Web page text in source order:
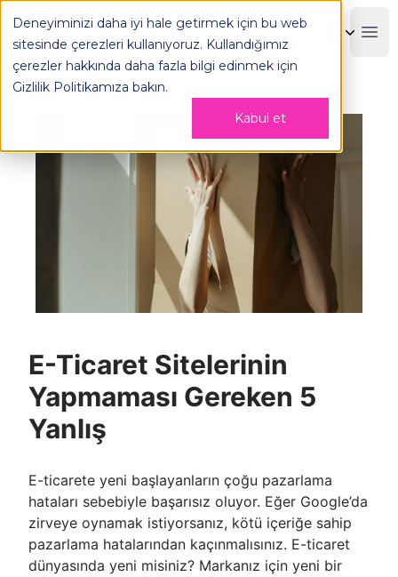
Deneyiminizi daha iyi hale getirmek için bu web
sitesinde çerezleri kullanıyoruz. Kullandığımız
çerezler hakkında daha fazla bilgi edinmek için
Gizlilik Politikamıza bakın.
Kabul et
OPLOG
E-Ticaret Sitelerinin
Yapmaması Gereken 5
Yanlış
E-ticarete yeni başlayanların çoğu pazarlama
hataları sebebiyle başarısız oluyor. Eğer Google’da
zirveye oynamak istiyorsanız, kötü içeriğe sahip
pazarlama hatalarından kaçınmalısınız. E-ticaret
dünyasında yeni misiniz? Markanız için yeni bir